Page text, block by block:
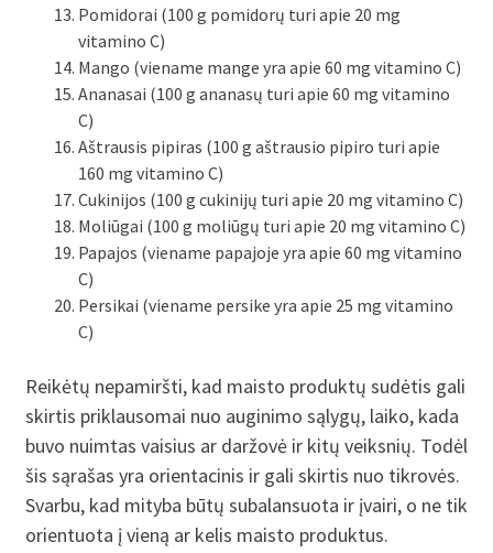
Pomidorai (100 g pomidorų turi apie 20 mg
vitamino C)
Mango (viename mange yra apie 60 mg vitamino C)
Ananasai (100 g ananasų turi apie 60 mg vitamino
C)
Aštrausis pipiras (100 g aštrausio pipiro turi apie
160 mg vitamino C)
Cukinijos (100 g cukinijų turi apie 20 mg vitamino C)
Moliūgai (100 g moliūgų turi apie 20 mg vitamino C)
Papajos (viename papajoje yra apie 60 mg vitamino
C)
Persikai (viename persike yra apie 25 mg vitamino
C)
Reikėtų nepamiršti, kad maisto produktų sudėtis gali
skirtis priklausomai nuo auginimo sąlygų, laiko, kada
buvo nuimtas vaisius ar daržovė ir kitų veiksnių. Todėl
šis sąrašas yra orientacinis ir gali skirtis nuo tikrovės.
Svarbu, kad mityba būtų subalansuota ir įvairi, o ne tik
orientuota į vieną ar kelis maisto produktus.